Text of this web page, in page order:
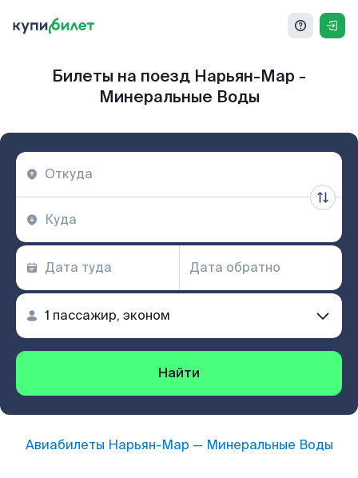
Билеты на поезд Нарьян-Мар -
Минеральные Воды
Найти
Авиабилеты Нарьян-Мар — Минеральные Воды